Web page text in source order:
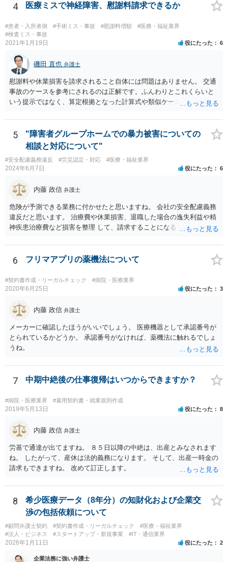
4 医療ミスで神経障害、慰謝料請求できるか
#患者・入所者側 #手術ミス・事故 #慰謝料増額
#医療・福祉業界
#検査ミス・事故
2021年1月19日 役にたった 6
磯田 直也 弁護士
慰謝料や休業損害を請求されること自体には問題はありません。 交通
事故のケースを参考にされるのは正解です。ふんわりとこれくらいと
いう提示ではなく、算定根拠となった計算式や類似ケースでの裁判所
面、針刺し事故については医療者側の故意や過失がないと思われるケ
ースが多く、早期解決のためにある程度の減額等があることはやむを
得ないかとも思います。 病院側の提示があまりにも低額であった場合
などには、弁護士へのご依頼も検討されるべきかと思います。 弁護士
への依頼が必要になる際に備えて、また現時点でのアドバイス等をも
らうために、一度法律事務所にご相談されておいても良いかも知れま
せん。
5
"障害者グループホームでの暴力被害についての
相談と対応について"
#安全配慮義務違反 #労災認定・対応 #医療・福祉業界
2024年6月7日 役にたった 6
内藤 政信 弁護士
危険が予測できる業務に付かせたと思いますね。 会社の安全配慮義務
違反だと思います。 治療費や休業損害、退職した場合の逸失利益や精
神疾患治療費など損害を整理 して、請求することになるでしょう。 傷
6 フリマアプリの薬機法について
#契約書作成・リーガルチェック #病院・医療業界
2020年6月25日 役にたった 3
内藤 政信 弁護士
メーカーに確認したほうがいいでしょう。 医療機器として承認番号が
とられているかどうか。 承認番号がなければ、薬機法に触れるでしょ
うね。
7 中期中絶後の仕事復帰はいつからできますか？
#病院・医療業界 #雇用契約書・就業規則作成
2019年5月13日 役にたった 8
内藤 政信 弁護士
労基で通達が出てますね。 ８５日以降の中絶は、出産とみなされます
ね。 したがって、産休は法的義務になります。 そして、出産一時金の
請求もできますね。 改めて訂正します。
8
希少医療データ（8年分）の知財化および企業交
渉の包括依頼について
#顧問弁護士契約 #契約書作成・リーガルチェック
#医療・福祉業界
#法人・ビジネス
#スタートアップ・新規事業 #IT・通信業界
2026年1月11日 役にたった 2
企業法務に強い弁護士